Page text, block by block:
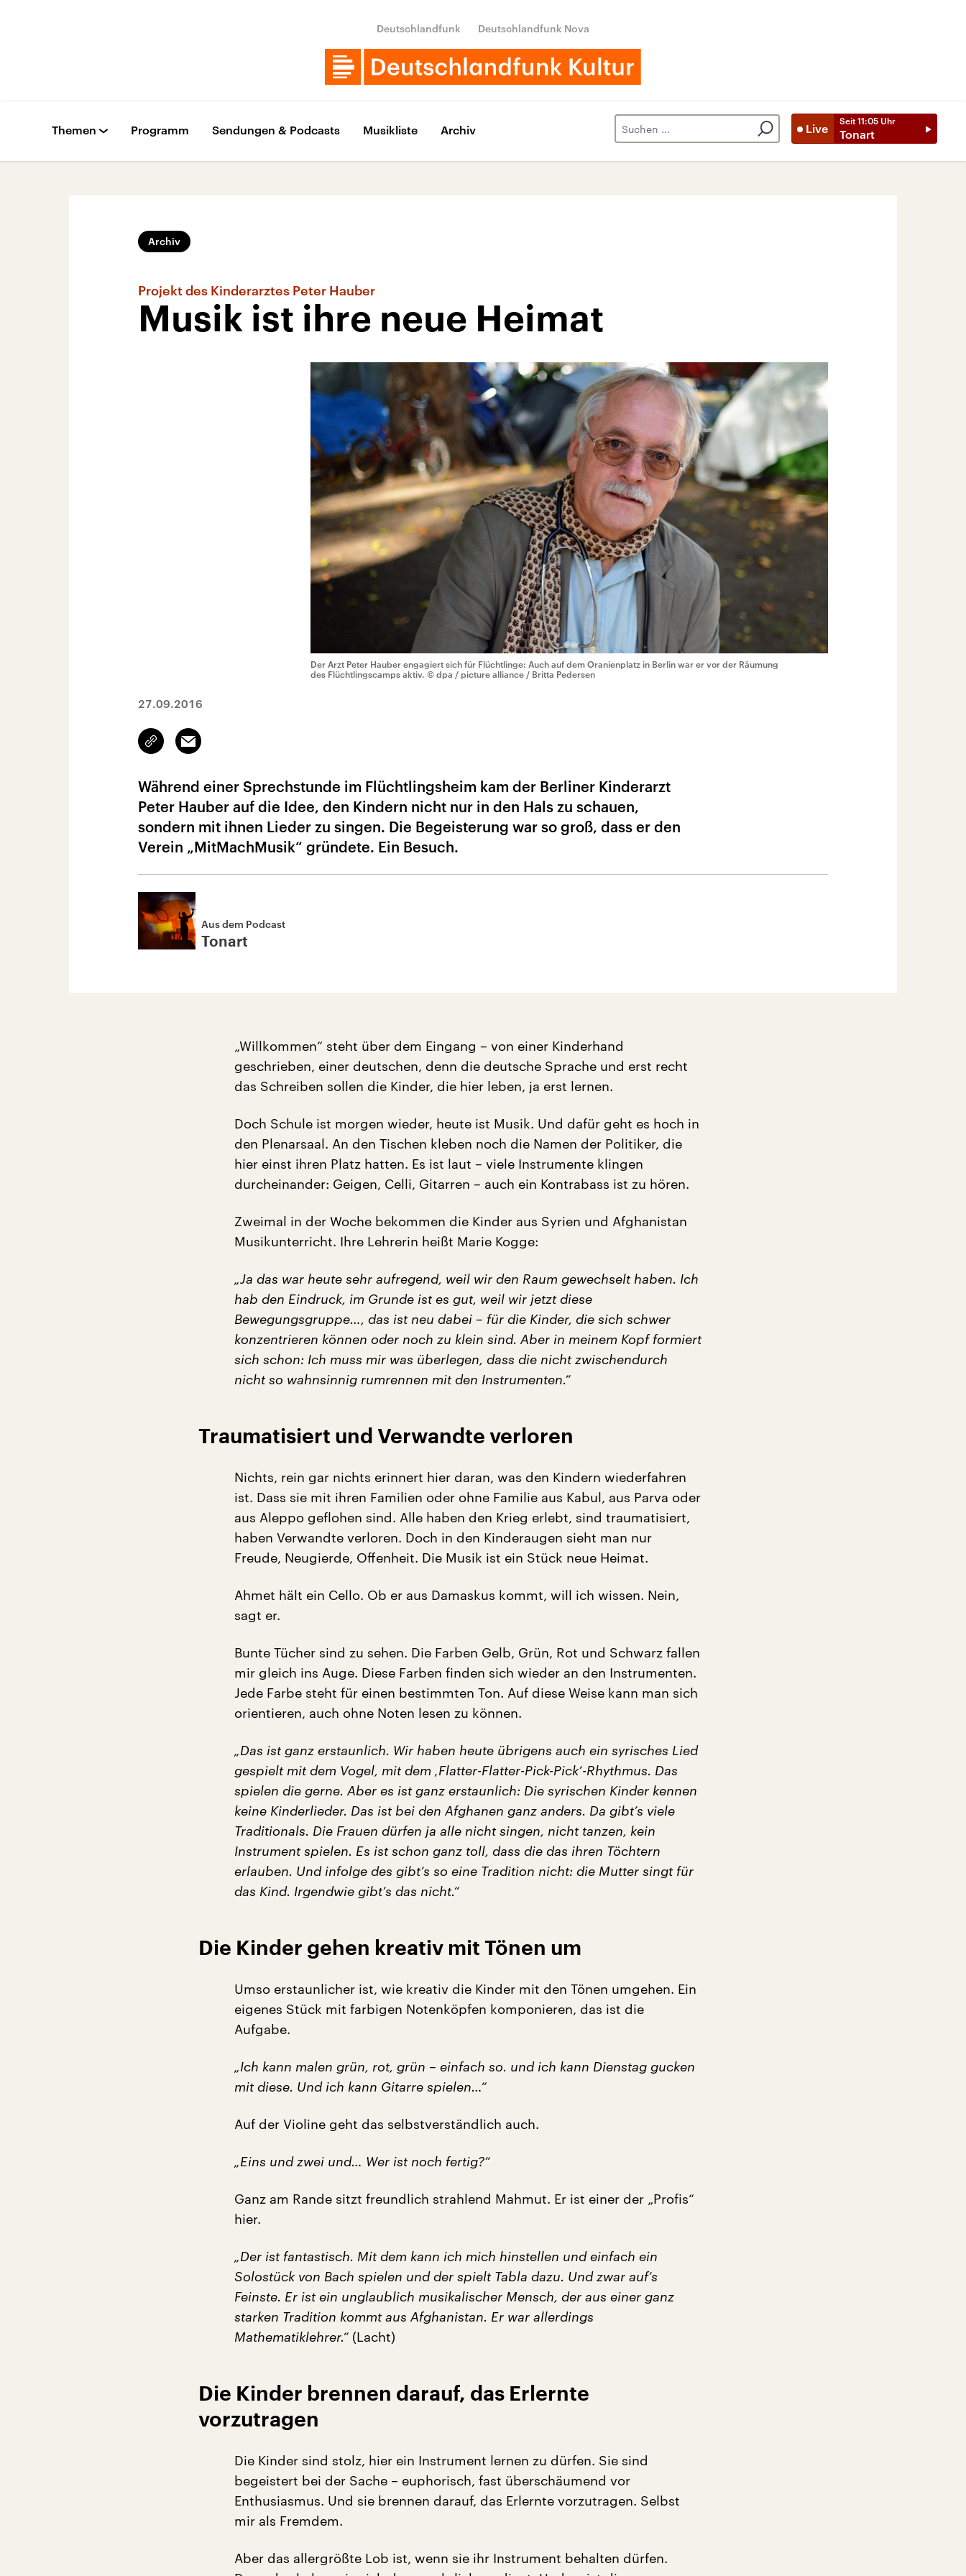
Deutschlandfunk Deutschlandfunk Nova
Live
Seit 11:05 Uhr
Tonart
Themen Programm Sendungen & Podcasts Musikliste Archiv
Archiv
Projekt des Kinderarztes Peter Hauber
Musik ist ihre neue Heimat
Der Arzt Peter Hauber engagiert sich für Flüchtlinge: Auch auf dem Oranienplatz in Berlin war er vor der Räumung
des Flüchtlingscamps aktiv. © dpa / picture alliance / Britta Pedersen
27.09.2016
Link
kopieren/teilen
Email
Während einer Sprechstunde im Flüchtlingsheim kam der Berliner Kinderarzt
Peter Hauber auf die Idee, den Kindern nicht nur in den Hals zu schauen,
sondern mit ihnen Lieder zu singen. Die Begeisterung war so groß, dass er den
Verein „MitMachMusik“ gründete. Ein Besuch.
Aus dem Podcast
Tonart
„Willkommen“ steht über dem Eingang – von einer Kinderhand
geschrieben, einer deutschen, denn die deutsche Sprache und erst recht
das Schreiben sollen die Kinder, die hier leben, ja erst lernen.
Doch Schule ist morgen wieder, heute ist Musik. Und dafür geht es hoch in
den Plenarsaal. An den Tischen kleben noch die Namen der Politiker, die
hier einst ihren Platz hatten. Es ist laut – viele Instrumente klingen
durcheinander: Geigen, Celli, Gitarren – auch ein Kontrabass ist zu hören.
Zweimal in der Woche bekommen die Kinder aus Syrien und Afghanistan
Musikunterricht. Ihre Lehrerin heißt Marie Kogge:
„Ja das war heute sehr aufregend, weil wir den Raum gewechselt haben. Ich
hab den Eindruck, im Grunde ist es gut, weil wir jetzt diese
Bewegungsgruppe…, das ist neu dabei – für die Kinder, die sich schwer
konzentrieren können oder noch zu klein sind. Aber in meinem Kopf formiert
sich schon: Ich muss mir was überlegen, dass die nicht zwischendurch
nicht so wahnsinnig rumrennen mit den Instrumenten.“
Traumatisiert und Verwandte verloren
Nichts, rein gar nichts erinnert hier daran, was den Kindern wiederfahren
ist. Dass sie mit ihren Familien oder ohne Familie aus Kabul, aus Parva oder
aus Aleppo geflohen sind. Alle haben den Krieg erlebt, sind traumatisiert,
haben Verwandte verloren. Doch in den Kinderaugen sieht man nur
Freude, Neugierde, Offenheit. Die Musik ist ein Stück neue Heimat.
Ahmet hält ein Cello. Ob er aus Damaskus kommt, will ich wissen. Nein,
sagt er.
Bunte Tücher sind zu sehen. Die Farben Gelb, Grün, Rot und Schwarz fallen
mir gleich ins Auge. Diese Farben finden sich wieder an den Instrumenten.
Jede Farbe steht für einen bestimmten Ton. Auf diese Weise kann man sich
orientieren, auch ohne Noten lesen zu können.
„Das ist ganz erstaunlich. Wir haben heute übrigens auch ein syrisches Lied
gespielt mit dem Vogel, mit dem ‚Flatter-Flatter-Pick-Pick‘-Rhythmus. Das
spielen die gerne. Aber es ist ganz erstaunlich: Die syrischen Kinder kennen
keine Kinderlieder. Das ist bei den Afghanen ganz anders. Da gibt’s viele
Traditionals. Die Frauen dürfen ja alle nicht singen, nicht tanzen, kein
Instrument spielen. Es ist schon ganz toll, dass die das ihren Töchtern
erlauben. Und infolge des gibt’s so eine Tradition nicht: die Mutter singt für
das Kind. Irgendwie gibt’s das nicht.“
Die Kinder gehen kreativ mit Tönen um
Umso erstaunlicher ist, wie kreativ die Kinder mit den Tönen umgehen. Ein
eigenes Stück mit farbigen Notenköpfen komponieren, das ist die
Aufgabe.
„Ich kann malen grün, rot, grün – einfach so. und ich kann Dienstag gucken
mit diese. Und ich kann Gitarre spielen…“
Auf der Violine geht das selbstverständlich auch.
„Eins und zwei und… Wer ist noch fertig?“
Ganz am Rande sitzt freundlich strahlend Mahmut. Er ist einer der „Profis“
hier.
„Der ist fantastisch. Mit dem kann ich mich hinstellen und einfach ein
Solostück von Bach spielen und der spielt Tabla dazu. Und zwar auf’s
Feinste. Er ist ein unglaublich musikalischer Mensch, der aus einer ganz
starken Tradition kommt aus Afghanistan. Er war allerdings
Mathematiklehrer.“ (Lacht)
Die Kinder brennen darauf, das Erlernte
vorzutragen
Die Kinder sind stolz, hier ein Instrument lernen zu dürfen. Sie sind
begeistert bei der Sache – euphorisch, fast überschäumend vor
Enthusiasmus. Und sie brennen darauf, das Erlernte vorzutragen. Selbst
mir als Fremdem.
Aber das allergrößte Lob ist, wenn sie ihr Instrument behalten dürfen.